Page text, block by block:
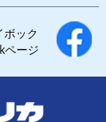
ボック
ページ